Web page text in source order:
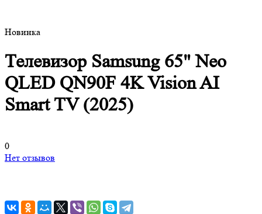
Новинка
Телевизор Samsung 65" Neo
QLED QN90F 4K Vision AI
Smart TV (2025)
0
Нет отзывов